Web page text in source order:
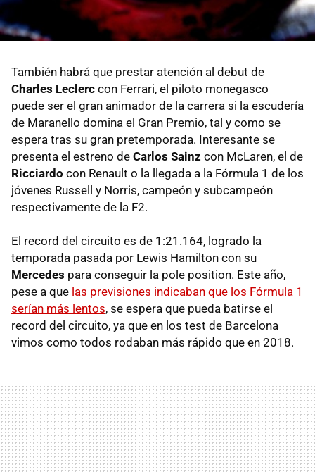
También habrá que prestar atención al debut de
Charles Leclerc con Ferrari, el piloto monegasco
puede ser el gran animador de la carrera si la escudería
de Maranello domina el Gran Premio, tal y como se
espera tras su gran pretemporada. Interesante se
presenta el estreno de Carlos Sainz con McLaren, el de
Ricciardo con Renault o la llegada a la Fórmula 1 de los
jóvenes Russell y Norris, campeón y subcampeón
respectivamente de la F2.
El record del circuito es de 1:21.164, logrado la
temporada pasada por Lewis Hamilton con su
Mercedes para conseguir la pole position. Este año,
pese a que las previsiones indicaban que los Fórmula 1
serían más lentos, se espera que pueda batirse el
record del circuito, ya que en los test de Barcelona
vimos como todos rodaban más rápido que en 2018.